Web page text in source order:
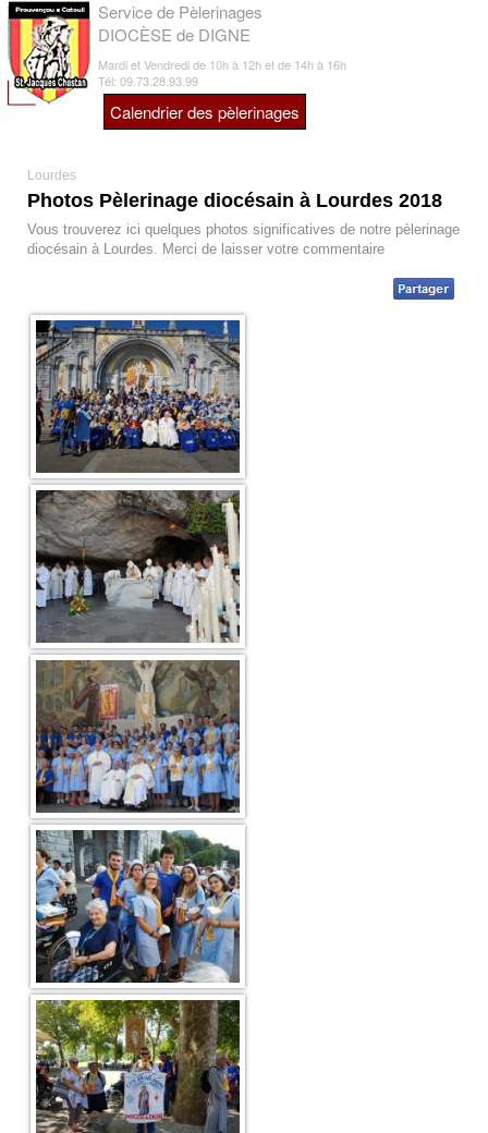
Service de Pèlerinages
DIOCÈSE de DIGNE
Mardi et Vendredi de 10h à 12h et de 14h à 16h
Tél: 09.73.28.93.99
Calendrier des pèlerinages
Lourdes
Photos Pèlerinage diocésain à Lourdes 2018
Vous trouverez ici quelques photos significatives de notre pèlerinage
diocésain à Lourdes. Merci de laisser votre commentaire